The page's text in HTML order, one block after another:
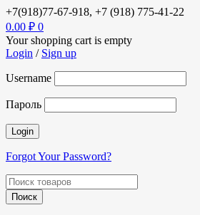
+7(918)77-67-918, +7 (918) 775-41-22
0.00 ₽ 0
Your shopping cart is empty
Login / Sign up
Username
Пароль
Forgot Your Password?